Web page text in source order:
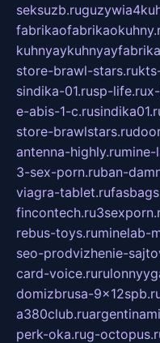
seksuzb.ru
store-brawl-stars.ru
sindika-01.rusp-life.ru
e-abis-1-c.ru
store-brawlstars.ru
antenna-highly.rumine-
3-sex-porn.ruban-
viagra-tablet.ru
fincontech.ru
rebus-toys.ruminelab-
seo-prodvizhenie-
card-voice.ru
domizbrusa-
a380club.ru
perk-oka.rug-